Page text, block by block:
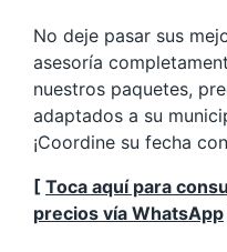
No deje pasar sus
asesoría
nuestros paquetes,
adaptados a su
¡Coordine su fecha
[ Toca aquí para
precios vía WhatsApp